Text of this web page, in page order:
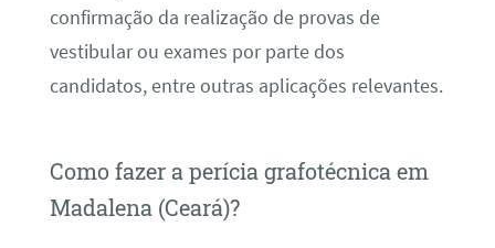
confirmação da realização de provas de
vestibular ou exames por parte dos
candidatos, entre outras aplicações relevantes.
Como fazer a perícia grafotécnica em
Madalena (Ceará)?